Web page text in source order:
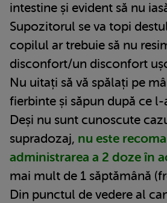
intestine și evident să nu
Supozitorul se va topi
copilul ar trebuie să nu
disconfort/un disconfort
Nu uitați să vă spălați pe
fierbinte și săpun după ce
Deși nu sunt cunoscute
supradozaj, nu este
administrarea a 2 doze în
mai mult de 1 săptămână
Din punctul de vedere al